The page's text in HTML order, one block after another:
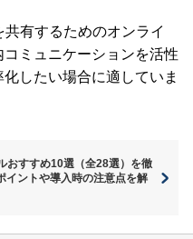
有するためのオンライ
ミュニケーションを活性
したい場合に適していま
おすすめ10選（全28選）を徹
イントや導入時の注意点を解